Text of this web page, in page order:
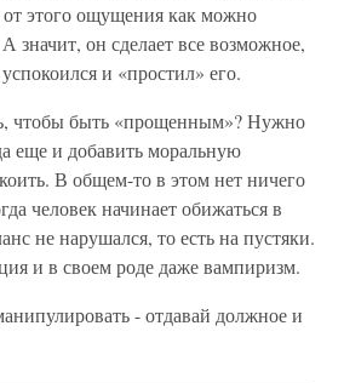
от этого ощущения как можно
значит, он сделает все возможное,
и «простил» его.
чтобы быть «прощенным»? Нужно
еще и добавить моральную
В общем-то в этом нет ничего
человек начинает обижаться в
не нарушался, то есть на пустяки.
и в своем роде даже вампиризм.
- отдавай должное и